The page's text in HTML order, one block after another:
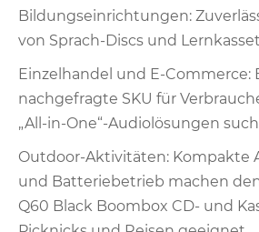
Bildungseinrichtungen:
von Sprach-Discs und
Einzelhandel und E-Commerce:
nachgefragte SKU für
„All-in-One“-Audiolösungen
Outdoor-Aktivitäten: Kompakte
und Batteriebetrieb machen den
Q60 Black Boombox CD- und